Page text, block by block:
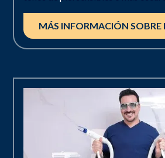
MÁS INFORMACIÓN SOBRE